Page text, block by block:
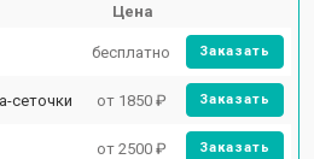
Цена
бесплатно Заказать
сеточки от 1850 ₽ Заказать
от 2500 ₽ Заказать